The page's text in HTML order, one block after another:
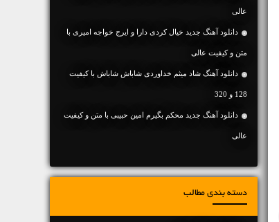
عالی
دانلود آهنگ جديد خیال کردی دارا و ایرج خواجه امیری با
متن و کیفیت عالی
دانلود آهنگ شاد میثم خداوردی شاباش شاباش با کیفیت
128 و 320
دانلود آهنگ جديد محکم بگیرم امین حبیبی با متن و کیفیت
عالی
دسته بندی مطالب